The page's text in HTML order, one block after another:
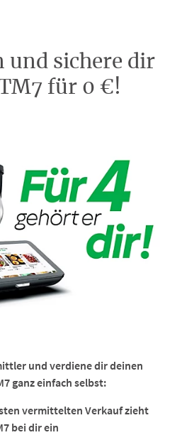
und sichere dir
für 0 €!
und verdiene dir deinen
ganz einfach selbst:
vermittelten Verkauf zieht
bei dir ein